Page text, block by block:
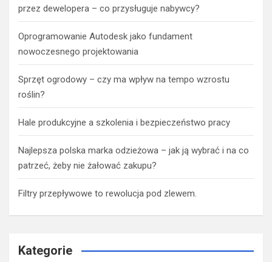
przez dewelopera – co przysługuje nabywcy?
Oprogramowanie Autodesk jako fundament
nowoczesnego projektowania
Sprzęt ogrodowy – czy ma wpływ na tempo wzrostu
roślin?
Hale produkcyjne a szkolenia i bezpieczeństwo pracy
Najlepsza polska marka odzieżowa – jak ją wybrać i na co
patrzeć, żeby nie żałować zakupu?
Filtry przepływowe to rewolucja pod zlewem.
Kategorie